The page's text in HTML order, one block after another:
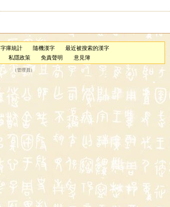
字庫統計 隨機漢字
最近被搜索的漢字
私隱政策 免責聲明 意見簿
（管理員 ）